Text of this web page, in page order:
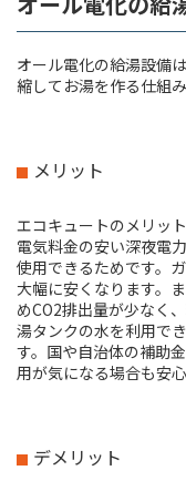
オール電化の給湯設備
縮してお湯を作る仕組み
メリット
エコキュートのメリッ
電気料金の安い深夜電
使用できるためです。
大幅に安くなります。
めCO2排出量が少なく
湯タンクの水を利用で
す。国や自治体の補助
用が気になる場合も安心
デメリット